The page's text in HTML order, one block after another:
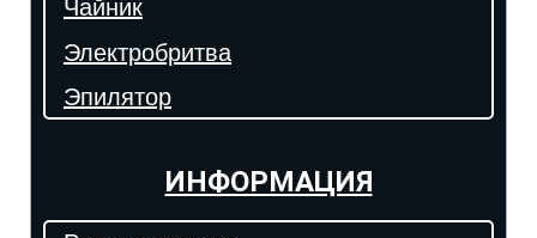
Чайник
Электробритва
Эпилятор
ИНФОРМАЦИЯ